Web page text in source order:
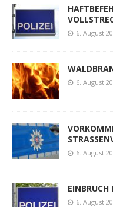
6. August
6. August
6. August
6. August